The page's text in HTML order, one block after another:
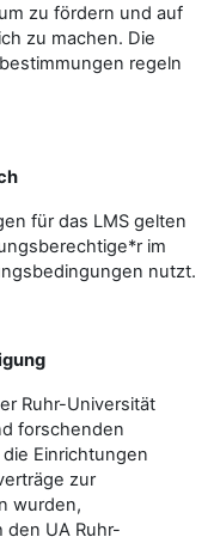
zu fördern und auf
zu machen. Die
regeln
für das LMS gelten
im
nutzt.
Ruhr-Universität
forschenden
Einrichtungen
zur
wurden,
UA Ruhr-